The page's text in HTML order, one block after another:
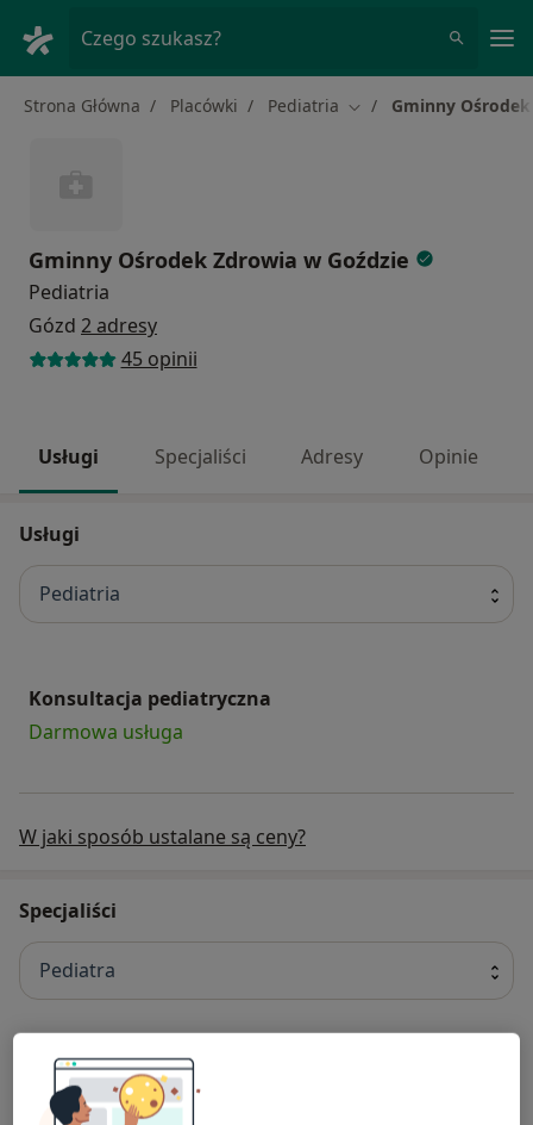
Czego szukasz?
Strona Główna Placówki Pediatria Zmień miasto
Gminny
Gminny Ośrodek Zdrowia w Goździe
Pediatria
Gózd 2 adresy
45 opinii
Usługi Specjaliści Adresy Opinie
Usługi
Pediatria
Konsultacja pediatryczna
Darmowa usługa
W jaki sposób ustalane są ceny?
Specjaliści
Pediatra
Wiesława Szymańska
Pediatra